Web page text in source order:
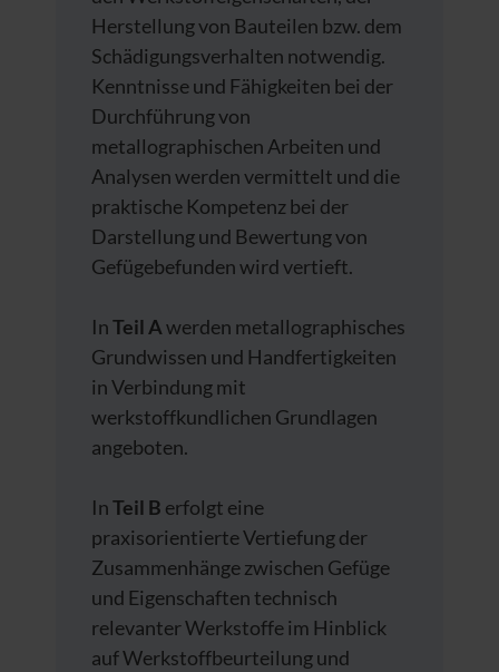
Herstellung von Bauteilen bzw. dem
Schädigungsverhalten notwendig.
Kenntnisse und Fähigkeiten bei der
Durchführung von
metallographischen Arbeiten und
Analysen werden vermittelt und die
praktische Kompetenz bei der
Darstellung und Bewertung von
Gefügebefunden wird vertieft.
InTeil Awerden metallographisches
Grundwissen und Handfertigkeiten
in Verbindung mit
werkstoffkundlichen Grundlagen
angeboten.
InTeil B erfolgt eine
praxisorientierte Vertiefung der
Zusammenhänge zwischen Gefüge
und Eigenschaften technisch
relevanter Werkstoffe im Hinblick
auf Werkstoffbeurteilung und